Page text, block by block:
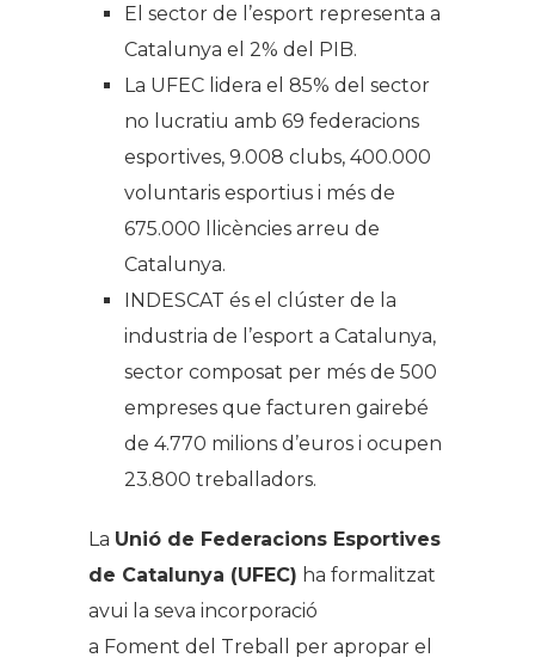
El sector de l’esport representa a
Catalunya el 2% del PIB.
La UFEC lidera el 85% del sector
no lucratiu amb 69 federacions
esportives, 9.008 clubs, 400.000
voluntaris esportius i més de
675.000 llicències arreu de
Catalunya.
INDESCAT és el clúster de la
industria de l’esport a Catalunya,
sector composat per més de 500
empreses que facturen gairebé
de 4.770 milions d’euros i ocupen
23.800 treballadors.
La Unió de Federacions Esportives
de Catalunya (UFEC) ha formalitzat
avui la seva incorporació
a Foment del Treball per apropar el